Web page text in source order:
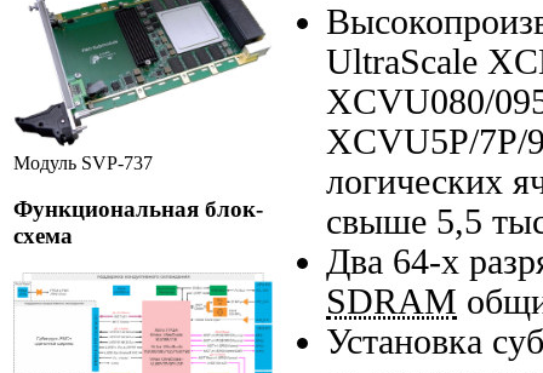
Модуль SVP-737
Функциональная блок-
схема
UltraScale
XCVU080/
XCVU5P/7P/
логических
свыше 5,5
Два 64-х
SDRAM
Установка